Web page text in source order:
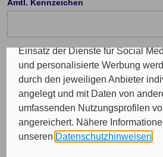
Programme sowie für
weitere Verantwortliche
Einsatz der Dienste für Social
und personalisierte Werbung
durch den jeweiligen Anbieter
angelegt und mit Daten von
umfassenden Nutzungsprofilen
angereichert. Nähere
unseren Datenschutzhinweisen
Amtl. Kennzeichen
Telefon Vorwahl: (optional)
Durchwahl (optional)